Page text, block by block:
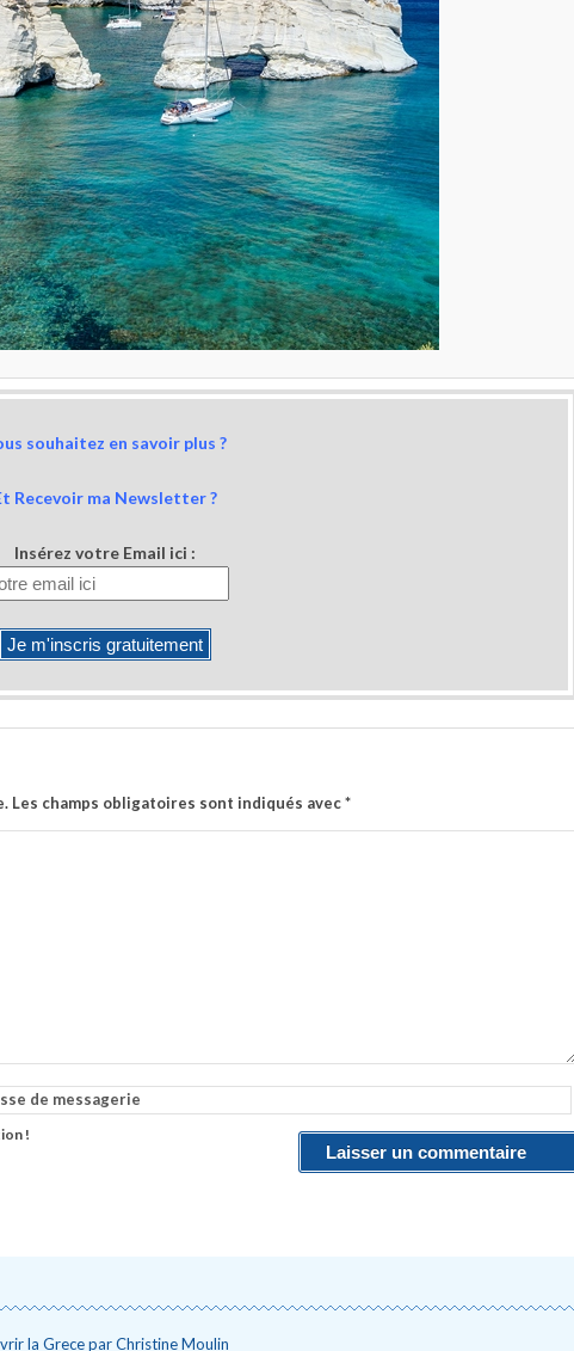
souhaitez en savoir plus ?
Recevoir ma Newsletter ?
Insérez votre Email ici :
Les champs obligatoires sont indiqués avec*
de messagerie
!
la Grece par Christine Moulin